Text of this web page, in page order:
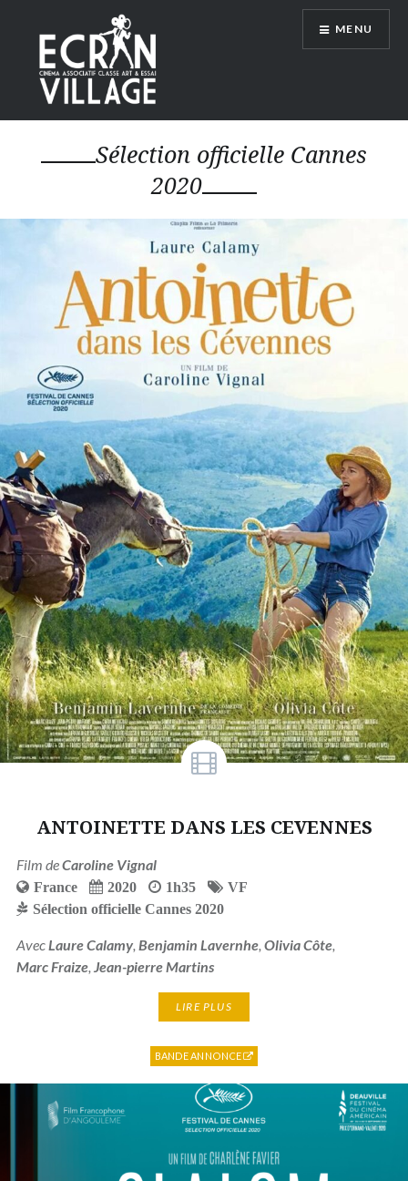
contenu
principal
ÉCRAN VILLAGE
MENU
Sélection officielle Cannes
2020
ANTOINETTE DANS LES CEVENNES
Film deCaroline Vignal
France 2020 1h35
VF
Sélection officielle Cannes 2020
Avec Laure Calamy, Benjamin Lavernhe, Olivia Côte,
Marc Fraize, Jean-pierre Martins
LIRE PLUS
BANDE ANNONCE